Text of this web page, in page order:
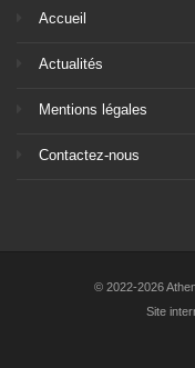
Accueil
Actualités
Mentions légales
Contactez-nous
© 2022-2026
Site